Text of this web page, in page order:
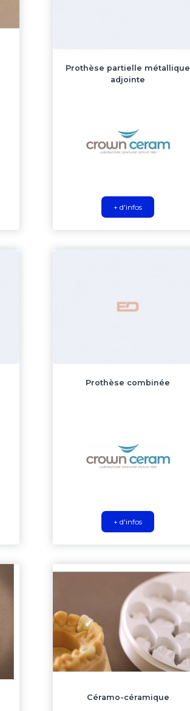
Prothèse partielle métallique
adjointe
+ d'infos
Prothèse combinée
+ d'infos
Céramo-céramique